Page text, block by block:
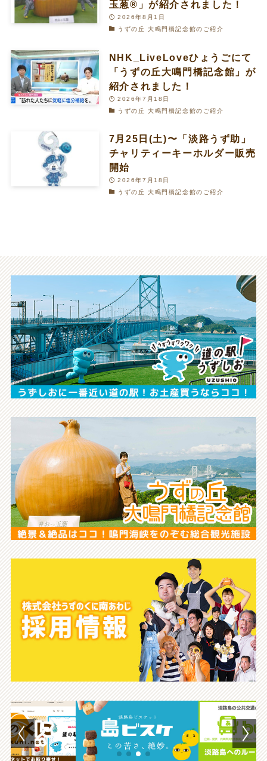
玉葱®︎」が紹介されました！
2026年8月1日
うずの丘 大鳴門橋記念館のご紹介
NHK_LiveLoveひょうごにて
「うずの丘大鳴門橋記念館」が
紹介されました！
2026年7月18日
うずの丘 大鳴門橋記念館のご紹介
7月25日(土)〜「淡路うず助」
チャリティーキーホルダー販売
開始
2026年7月18日
うずの丘 大鳴門橋記念館のご紹介